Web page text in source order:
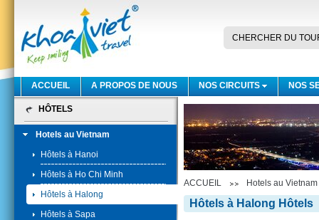
CHERCHER DU
NOS
NOS CIRCUITS
A PROPOS DE NOUS
ACCUEIL
HÔTELS
Hotels au Vietnam
Hôtels à Hanoi
Hôtels à Ho Chi Minh
Hôtels à Halong
Hôtels à Sapa
ACCUEIL Hotels au
Hôtels à Halong Hôtels